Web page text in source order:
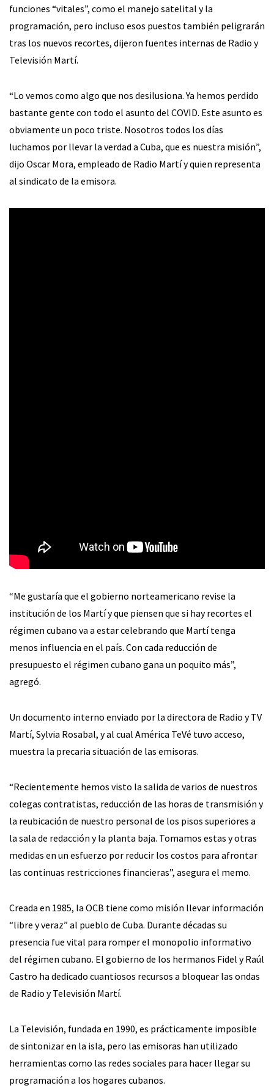
funciones “vitales”, como el manejo satelital y la
programación, pero incluso esos puestos también peligrarán
tras los nuevos recortes, dijeron fuentes internas de Radio y
Televisión Martí.
“Lo vemos como algo que nos desilusiona. Ya hemos perdido
bastante gente con todo el asunto del COVID. Este asunto es
obviamente un poco triste. Nosotros todos los días
luchamos por llevar la verdad a Cuba, que es nuestra misión”,
dijo Oscar Mora, empleado de Radio Martí y quien representa
al sindicato de la emisora.
“Me gustaría que el gobierno norteamericano revise la
institución de los Martí y que piensen que si hay recortes el
régimen cubano va a estar celebrando que Martí tenga
menos influencia en el país. Con cada reducción de
presupuesto el régimen cubano gana un poquito más”,
agregó.
Un documento interno enviado por la directora de Radio y TV
Martí, Sylvia Rosabal, y al cual América TeVé tuvo acceso,
muestra la precaria situación de las emisoras.
“Recientemente hemos visto la salida de varios de nuestros
colegas contratistas, reducción de las horas de transmisión y
la reubicación de nuestro personal de los pisos superiores a
la sala de redacción y la planta baja. Tomamos estas y otras
medidas en un esfuerzo por reducir los costos para afrontar
las continuas restricciones financieras”, asegura el memo.
Creada en 1985, la OCB tiene como misión llevar información
“libre y veraz” al pueblo de Cuba. Durante décadas su
presencia fue vital para romper el monopolio informativo
del régimen cubano. El gobierno de los hermanos Fidel y Raúl
Castro ha dedicado cuantiosos recursos a bloquear las ondas
de Radio y Televisión Martí.
La Televisión, fundada en 1990, es prácticamente imposible
de sintonizar en la isla, pero las emisoras han utilizado
herramientas como las redes sociales para hacer llegar su
programación a los hogares cubanos.